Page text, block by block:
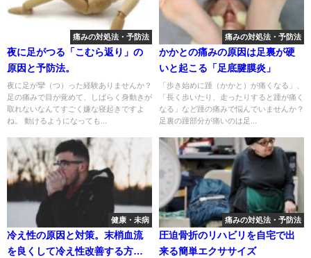
痛みの対処法・予防法
夜に足がつる「こむら返り」の
原因と予防法。
夜に足が攣（つ）った経験ありませんか？
足の痛みで目が覚めて、しばらく身動きが
取れないなんてすごく嫌な寝起きですよ
ね。 動けるようになっても...
痛みの対処法・予防法
かかとの痛みの原因は足裏が硬
いと起こる「足底腱膜炎」
「歩き始めに踵（かかと）が痛くなる」、
「長く歩いたり、走ったりすると踵が痛く
なる」など踵の痛みで悩んでいませんか？
足裏の踵部分が痛いのは足...
健康・未病
冷え性の原因と対策。末梢血流
を良くして冷え性改善する方
痛みの対処法・予防法
圧迫骨折のリハビリを自宅で出
来る簡単エクササイズ